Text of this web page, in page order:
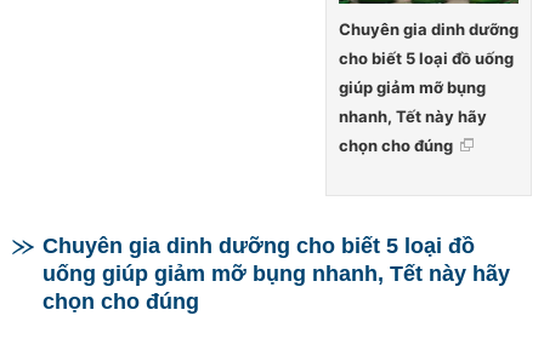
Chuyên gia dinh dưỡng
cho biết 5 loại đồ uống
giúp giảm mỡ bụng
nhanh, Tết này hãy
chọn cho đúng
Chuyên gia dinh dưỡng cho biết 5 loại đồ
uống giúp giảm mỡ bụng nhanh, Tết này hãy
chọn cho đúng